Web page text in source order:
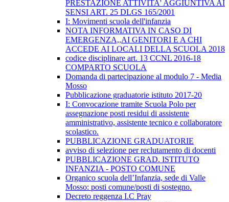
PRESTAZIONE ATTIVITA' AGGIUNTIVA AI
SENSI ART. 25 DLGS 165/2001
I: Movimenti scuola dell'infanzia
NOTA INFORMATIVA IN CASO DI
EMERGENZA,,AI GENITORI E A CHI
ACCEDE AI LOCALI DELLA SCUOLA 2018
codice disciplinare art. 13 CCNL 2016-18
COMPARTO SCUOLA
Domanda di partecipazione al modulo 7 - Media
Mosso
Pubblicazione graduatorie istituto 2017-20
I: Convocazione tramite Scuola Polo per
assegnazione posti residui di assistente
amministrativo, assistente tecnico e collaboratore
scolastico.
PUBBLICAZIONE GRADUATORIE
avviso di selezione per reclutamento di docenti
PUBBLICAZIONE GRAD. ISTITUTO
INFANZIA - POSTO COMUNE
Organico scuola dell’Infanzia, sede di Valle
Mosso: posti comune/posti di sostegno.
Decreto reggenza I.C Pray